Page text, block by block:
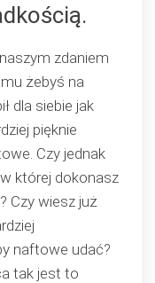
zdaniem
żebyś na
dla siebie jak
pięknie
Czy jednak
której dokonasz
Czy wiesz już
naftowe udać?
tak jest to